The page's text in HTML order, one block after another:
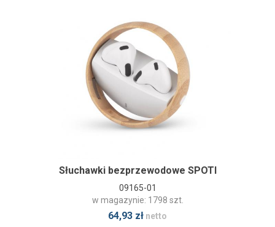
Słuchawki bezprzewodowe SPOTI
09165-01
w magazynie: 1798 szt.
64,93 zł netto